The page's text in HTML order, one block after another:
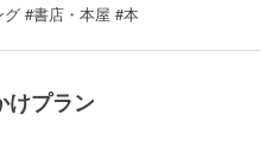
#書店・本屋 #本
けプラン